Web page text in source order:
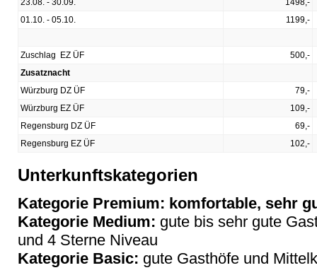
23.08. - 30.09.
1498,-
01.10. - 05.10.
1199,-
Zuschlag EZ ÜF
500,-
Zusatznacht
Würzburg DZ ÜF
79,-
Würzburg EZ ÜF
109,-
Regensburg DZ ÜF
69,-
Regensburg EZ ÜF
102,-
Unterkunftskategorien
Kategorie Premium: komfortable, sehr
Kategorie Medium: gute bis sehr gute
und 4 Sterne Niveau
Kategorie Basic: gute Gasthöfe und